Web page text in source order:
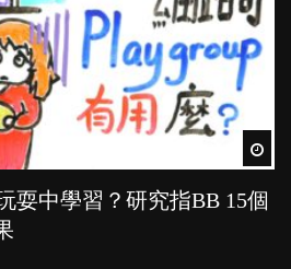
耍中學習？研究指BB 15個
激幼兒自發學習取代獎勵
BB的影響
全職媽媽與在職媽媽的壓
，父母該制止還是放手？